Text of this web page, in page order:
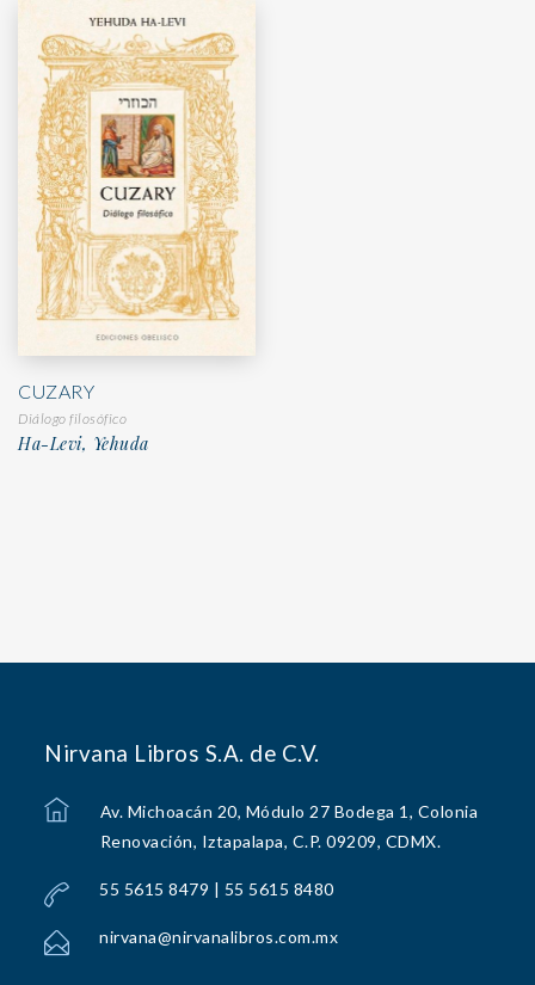
CUZARY
Diálogo filosófico
Ha-Levi, Yehuda
Nirvana Libros S.A. de C.V.
Av. Michoacán 20, Módulo 27 Bodega 1, Colonia
Renovación, Iztapalapa, C.P. 09209, CDMX.
55 5615 8479 | 55 5615 8480
nirvana@nirvanalibros.com.mx